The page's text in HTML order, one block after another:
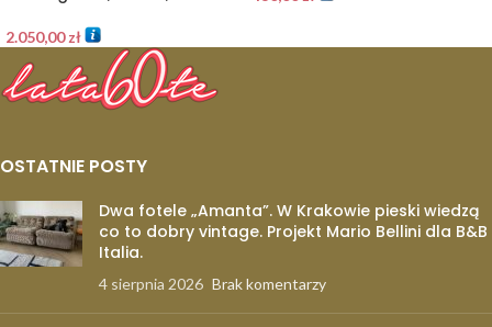
2.050,00zł
OSTATNIE POSTY
Dwa fotele „Amanta”. W Krakowie pieski wiedzą
co to dobry vintage. Projekt Mario Bellini dla B&B
Italia.
4 sierpnia 2026 Brak komentarzy